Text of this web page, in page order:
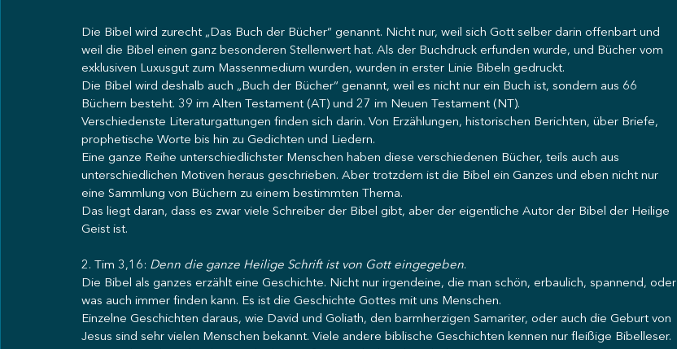
Die Bibel wird zurecht „Das Buch der Bücher“ genannt. Nicht nur, weil sich Gott selber darin offenbart und
weil die Bibel einen ganz besonderen Stellenwert hat. Als der Buchdruck erfunden wurde, und Bücher vom
exklusiven Luxusgut zum Massenmedium wurden, wurden in erster Linie Bibeln gedruckt.
Die Bibel wird deshalb auch „Buch der Bücher“ genannt, weil es nicht nur ein Buch ist, sondern aus 66
Büchern besteht. 39 im Alten Testament (AT) und 27 im Neuen Testament (NT).
Verschiedenste Literaturgattungen finden sich darin. Von Erzählungen, historischen Berichten, über Briefe,
prophetische Worte bis hin zu Gedichten und Liedern.
Eine ganze Reihe unterschiedlichster Menschen haben diese verschiedenen Bücher, teils auch aus
unterschiedlichen Motiven heraus geschrieben. Aber trotzdem ist die Bibel ein Ganzes und eben nicht nur
eine Sammlung von Büchern zu einem bestimmten Thema.
Das liegt daran, dass es zwar viele Schreiber der Bibel gibt, aber der eigentliche Autor der Bibel der Heilige
Geist ist.
2. Tim 3,16: Denn die ganze Heilige Schrift ist von Gott eingegeben.
Die Bibel als ganzes erzählt eine Geschichte. Nicht nur irgendeine, die man schön, erbaulich, spannend, oder
was auch immer finden kann. Es ist die Geschichte Gottes mit uns Menschen.
Einzelne Geschichten daraus, wie David und Goliath, den barmherzigen Samariter, oder auch die Geburt von
Jesus sind sehr vielen Menschen bekannt. Viele andere biblische Geschichten kennen nur fleißige Bibelleser.